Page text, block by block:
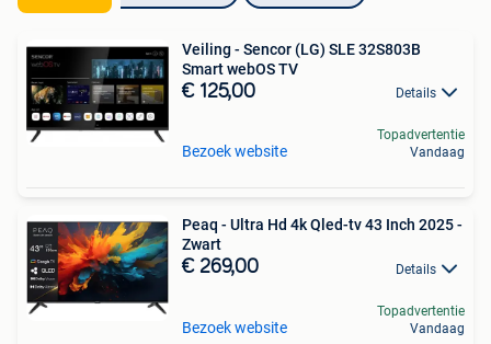
Veiling - Sencor (LG) SLE 32S803B
Smart webOS TV
€ 125,00 Details
Bezoek website
Topadvertentie
Vandaag
Peaq - Ultra Hd 4k Qled-tv 43 Inch 2025 -
Zwart
€ 269,00 Details
Bezoek website
Topadvertentie
Vandaag